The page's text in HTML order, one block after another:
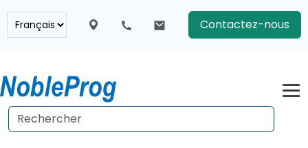
Contactez-nous